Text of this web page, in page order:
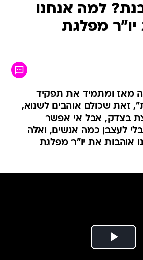
למה אנחנו
מפלגת
מאז ומתמיד את תפקיד
זאת שכולם אוהבים לשנוא,
בצדק, אבל אי אפשר
לעצבן כמה אנשים, ואלה
אוהבות את יו"ר מפלגת